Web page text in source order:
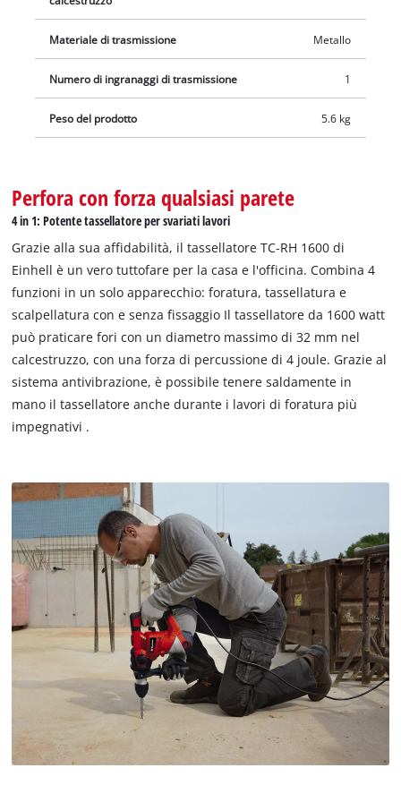
percussione TC-RH 1600 è riposto in modo ordinato e sicuro
nella pratica valigetta per il trasporto e la conservazione.
Materiale di trasmissione Metallo
Numero di ingranaggi di trasmissione 1
Peso del prodotto 5.6 kg
Perfora con forza qualsiasi parete
4 in 1: Potente tassellatore per svariati lavori
Grazie alla sua affidabilità, il tassellatore TC-RH 1600 di
Einhell è un vero tuttofare per la casa e l'officina. Combina 4
funzioni in un solo apparecchio: foratura, tassellatura e
scalpellatura con e senza fissaggio Il tassellatore da 1600 watt
può praticare fori con un diametro massimo di 32 mm nel
calcestruzzo, con una forza di percussione di 4 joule. Grazie al
sistema antivibrazione, è possibile tenere saldamente in
mano il tassellatore anche durante i lavori di foratura più
impegnativi .